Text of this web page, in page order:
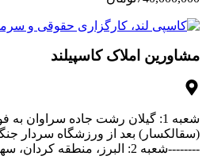
مشاورین املاک کاسپیلند
شعبه 1: گیلان رشت جاده سراوان
(سقالکسار) بعد از ورزشگاه سردار
--------شعبه 2: البرز، منطقه کردان، سهیلیه، خ ولیعصر، سنقرآباد